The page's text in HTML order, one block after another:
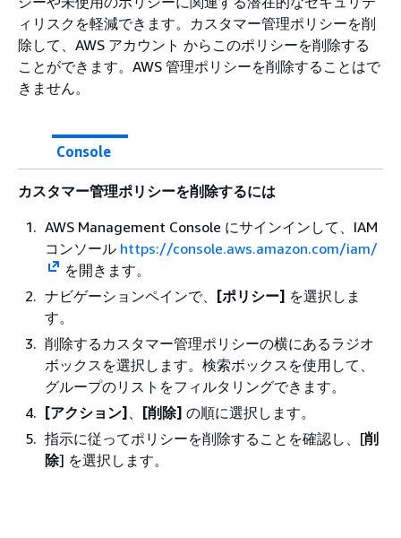
ィリスクを軽減できます。カスタマー管理ポリシーを削
除して、AWS アカウント からこのポリシーを削除する
ことができます。AWS 管理ポリシーを削除することはで
きません。
Console
カスタマー管理ポリシーを削除するには
AWS Management Console にサインインして、IAM
コンソール https://console.aws.amazon.com/iam/
を開きます。
ナビゲーションペインで、
[ポリシー] を選択しま
す。
削除するカスタマー管理ポリシーの横にあるラジオ
ボックスを選択します。検索ボックスを使用して、
グループのリストをフィルタリングできます。
[アクション] 、 [削除] の順に選択します。
指示に従ってポリシーを削除することを確認し、[削
除] を選択します。